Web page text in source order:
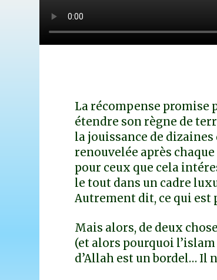
La récompense promise
étendre son règne de
la jouissance de
renouvelée après chaque
pour ceux que cela
le tout dans un cadre
Autrement dit, ce qui est
Mais alors, de deux
(et alors pourquoi
d’Allah est un bordel… Il